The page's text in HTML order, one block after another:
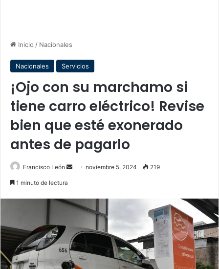
Inicio / Nacionales
Nacionales Servicios
¡Ojo con su marchamo si
tiene carro eléctrico! Revise
bien que esté exonerado
antes de pagarlo
Francisco León
Send noviembre 5, 2024 219
1 minuto de lectura